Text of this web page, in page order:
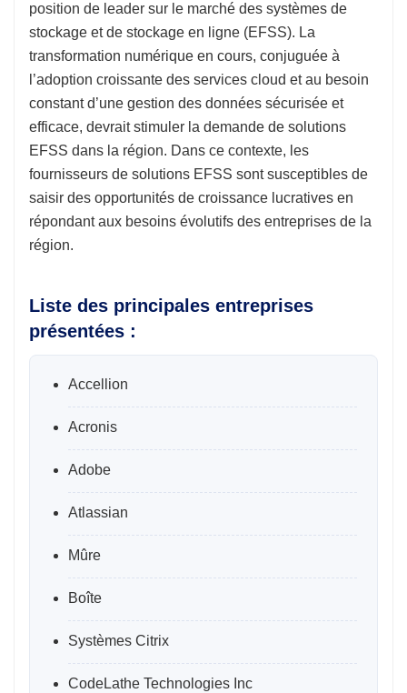
position de leader sur le marché des systèmes de
stockage et de stockage en ligne (EFSS). La
transformation numérique en cours, conjuguée à
l’adoption croissante des services cloud et au besoin
constant d’une gestion des données sécurisée et
efficace, devrait stimuler la demande de solutions
EFSS dans la région. Dans ce contexte, les
fournisseurs de solutions EFSS sont susceptibles de
saisir des opportunités de croissance lucratives en
répondant aux besoins évolutifs des entreprises de la
région.
Liste des principales entreprises
présentées :
Accellion
Acronis
Adobe
Atlassian
Mûre
Boîte
Systèmes Citrix
CodeLathe Technologies Inc